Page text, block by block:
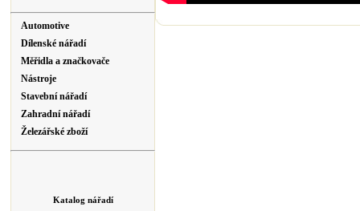
Automotive
Dílenské nářadí
Měřidla a značkovače
Nástroje
Stavební nářadí
Zahradní nářadí
Železářské zboží
Katalog nářadí